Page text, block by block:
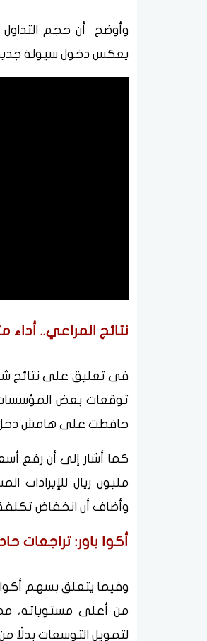
يعكس دخول سيولة جديدة
نتائج المراعي..
توقعات بعض المؤسسات
حافظت على هامش دخل العمليات قرب
وأضاف أن انخفاض تكلفة
أكوا باور: تراجعات
من أعلى مستوياته،
لتمويل التوسعات بدلًا